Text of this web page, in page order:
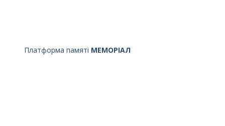
Платформа памяті МЕМОРІАЛ